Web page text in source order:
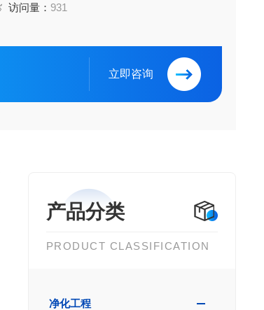
访问量： 931
立即咨询
产品分类
PRODUCT CLASSIFICATION
净化工程